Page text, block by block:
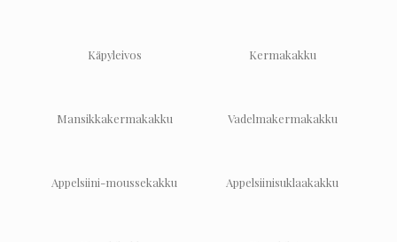
Käpyleivos Kermakakku
Mansikkakermakakku Vadelmakermakakku
Appelsiini-moussekakku Appelsiinisuklaakakku